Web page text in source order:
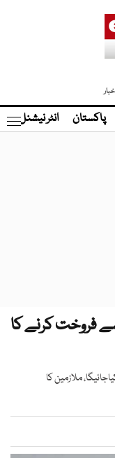
پاکستان انٹر نیشنل
فروخت کرنے کا
ملازمین کا